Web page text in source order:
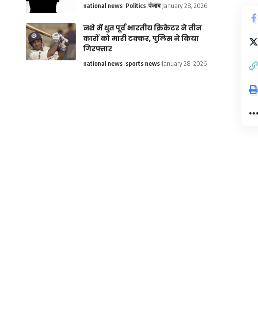
national news Politics पंजाब January 28, 2026
नशे में धुत पूर्व भारतीय क्रिकेटर ने तीन
कारों को मारी टक्कर, पुलिस ने किया
गिरफ्तार
national news sports news January 28, 2026